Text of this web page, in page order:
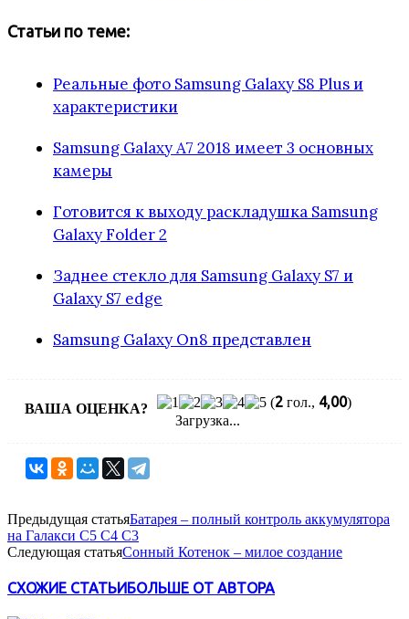
Статьи по теме:
Реальные фото Samsung Galaxy S8 Plus и
характеристики
Samsung Galaxy A7 2018 имеет 3 основных
камеры
Готовится к выходу раскладушка Samsung
Galaxy Folder 2
Заднее стекло для Samsung Galaxy S7 и
Galaxy S7 edge
Samsung Galaxy On8 представлен
ВАША ОЦЕНКА? (2 гол., 4,00)
Загрузка...
Предыдущая статьяБатарея – полный контроль аккумулятора
на Галакси С5 С4 С3
Следующая статьяСонный Котенок – милое создание
СХОЖИЕ СТАТЬИБОЛЬШЕ ОТ АВТОРА